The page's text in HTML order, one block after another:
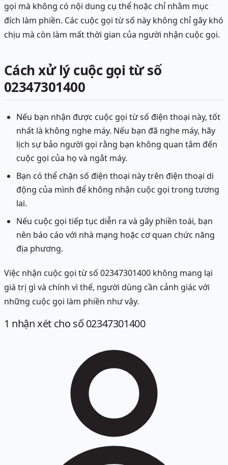
gọi mà không có nội dung cụ thể hoặc chỉ nhằm mục
đích làm phiền. Các cuộc gọi từ số này không chỉ gây khó
chịu mà còn làm mất thời gian của người nhận cuộc gọi.
Cách xử lý cuộc gọi từ số
02347301400
Nếu bạn nhận được cuộc gọi từ số điện thoại này, tốt
nhất là không nghe máy. Nếu bạn đã nghe máy, hãy
lịch sự bảo người gọi rằng bạn không quan tâm đến
cuộc gọi của họ và ngắt máy.
Bạn có thể chặn số điện thoại này trên điện thoại di
động của mình để không nhận cuộc gọi trong tương
lai.
Nếu cuộc gọi tiếp tục diễn ra và gây phiền toái, bạn
nên báo cáo với nhà mạng hoặc cơ quan chức năng
địa phương.
Việc nhận cuộc gọi từ số 02347301400 không mang lại
giá trị gì và chính vì thế, người dùng cần cảnh giác với
những cuộc gọi làm phiền như vậy.
1 nhận xét cho số 02347301400